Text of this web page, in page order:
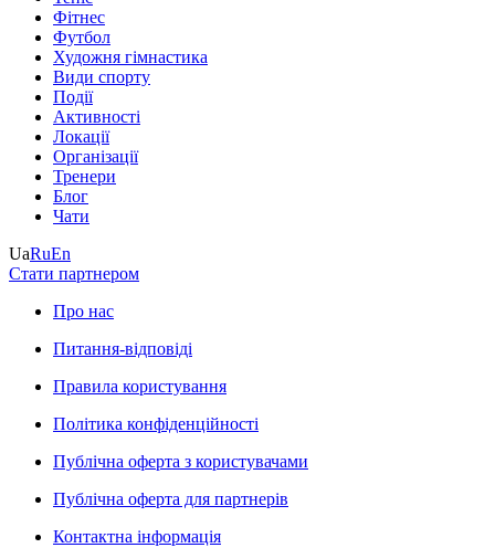
Фітнес
Футбол
Художня гімнастика
Види спорту
Події
Активності
Локації
Організації
Тренери
Блог
Чати
UaRuEn
Стати партнером
Про нас
Питання-відповіді
Правила користування
Політика конфіденційності
Публічна оферта з користувачами
Публічна оферта для партнерів
Контактна інформація